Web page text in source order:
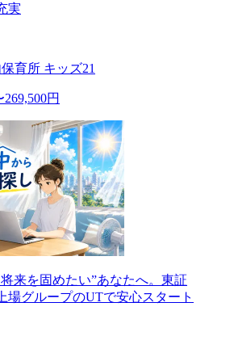
実
育所 キッズ21
円
来を固めたい”あなたへ。東証
場グループのUTで安心スタート